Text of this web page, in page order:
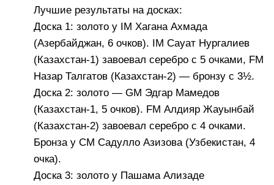
Лучшие результаты на досках:
Доска 1: золото у IM Хагана Ахмада
(Азербайджан, 6 очков). IM Сауат Нургалиев
(Казахстан-1) завоевал серебро с 5 очками, FM
Назар Талгатов (Казахстан-2) — бронзу с 3½.
Доска 2: золото — GM Эдгар Мамедов
(Казахстан-1, 5 очков). FM Алдияр Жауынбай
(Казахстан-2) завоевал серебро с 4 очками.
Бронза у CM Садулло Азизова (Узбекистан, 4
очка).
Доска 3: золото у Пашама Ализаде